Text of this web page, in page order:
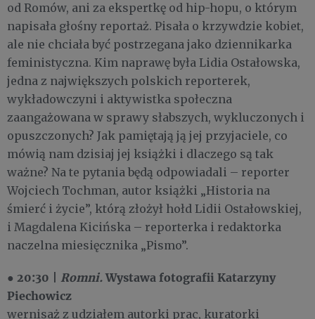
od Romów, ani za ekspertkę od hip-hopu, o którym
napisała głośny reportaż. Pisała o krzywdzie kobiet,
ale nie chciała być postrzegana jako dziennikarka
feministyczna. Kim naprawę była Lidia Ostałowska,
jedna z największych polskich reporterek,
wykładowczyni i aktywistka społeczna
zaangażowana w sprawy słabszych, wykluczonych i
opuszczonych? Jak pamiętają ją jej przyjaciele, co
mówią nam dzisiaj jej książki i dlaczego są tak
ważne? Na te pytania będą odpowiadali – reporter
Wojciech Tochman, autor książki „Historia na
śmierć i życie”, którą złożył hołd Lidii Ostałowskiej,
i Magdalena Kicińska – reporterka i redaktorka
naczelna miesięcznika „Pismo”.
● 20:30 Romni.Wystawa fotografii Katarzyny
Piechowicz
wernisaż z udziałem autorki prac, kuratorki